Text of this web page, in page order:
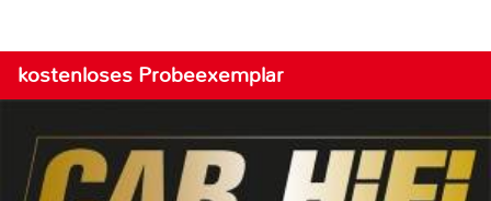
kostenloses Probeexemplar